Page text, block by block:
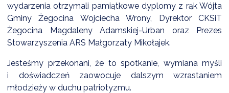
wydarzenia otrzymali pamiątkowe dyplomy z rąk Wójta
Gminy Żegocina Wojciecha Wrony, Dyrektor CKSiT
Żegocina Magdaleny Adamskiej-Urban oraz Prezes
Stowarzyszenia ARS Małgorzaty Mikołajek.
Jesteśmy przekonani, że to spotkanie, wymiana myśli
i doświadczeń zaowocuje dalszym wzrastaniem
młodzieży w duchu patriotyzmu.